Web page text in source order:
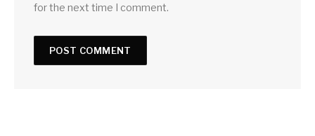
for the next time I comment.